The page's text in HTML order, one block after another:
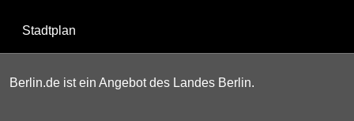
Stadtplan
Berlin.de ist ein Angebot des Landes Berlin.